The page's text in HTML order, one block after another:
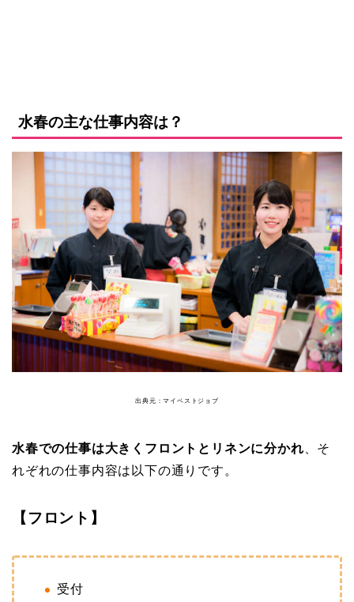
水春の主な仕事内容は？
出典元：マイベストジョブ
水春での仕事は大きくフロントとリネンに分かれ 、そ
れぞれの仕事内容は以下の通りです。
【フロント】
受付